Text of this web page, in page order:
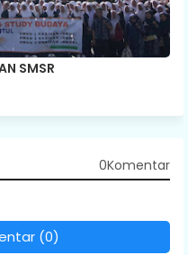
SMSR
0Komentar
(0)